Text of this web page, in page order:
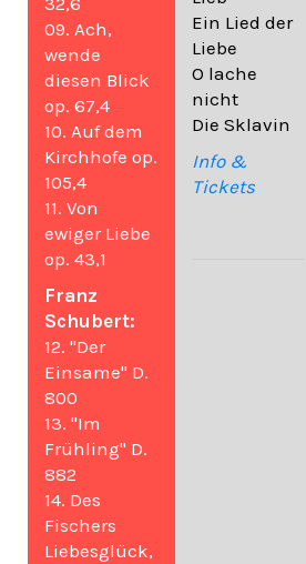
09. Ach,
wende
diesen Blick
op. 67,4
10. Auf dem
Kirchhofe op.
105,4
11. Von
ewiger Liebe
op. 43,1
Franz
Schubert:
12. "Der
Einsame" D.
800
13. "Im
Frühling" D.
882
14. Des
Fischers
Liebesglück,
Ein Lied der
Liebe
O lache
nicht
Die Sklavin
Info &
Tickets